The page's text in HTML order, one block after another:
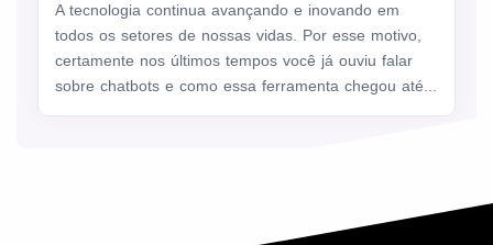
A tecnologia continua avançando e inovando em
todos os setores de nossas vidas. Por esse motivo,
certamente nos últimos tempos você já ouviu falar
sobre chatbots e como essa ferramenta chegou até...